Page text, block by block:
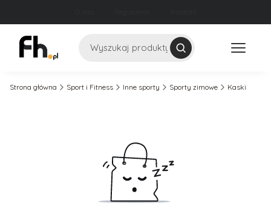
Szukaj
Strona główna Sport i Fitness Inne sporty Sporty zimowe Kaski